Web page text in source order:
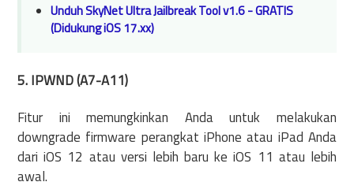
Unduh SkyNet Ultra Jailbreak Tool v1.6 - GRATIS
(Didukung iOS 17.xx)
5. IPWND (A7-A11)
Fitur ini memungkinkan Anda untuk melakukan
downgrade firmware perangkat iPhone atau iPad Anda
dari iOS 12 atau versi lebih baru ke iOS 11 atau lebih
awal.